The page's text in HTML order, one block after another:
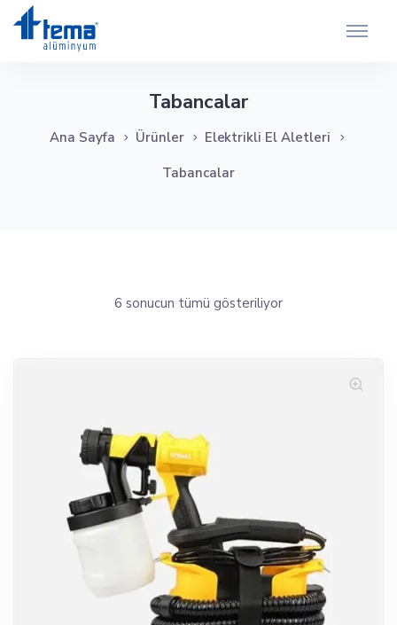
Tabancalar
Ana Sayfa Ürünler
Elektrikli El Aletleri
Tabancalar
6 sonucun tümü gösteriliyor